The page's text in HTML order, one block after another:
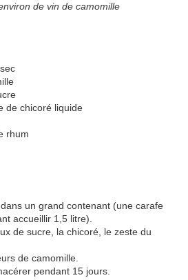
de vin de camomille
de chicoré liquide
rhum
un grand contenant (une carafe
accueillir 1,5 litre).
de sucre, la chicoré, le zeste du
de camomille.
pendant 15 jours.